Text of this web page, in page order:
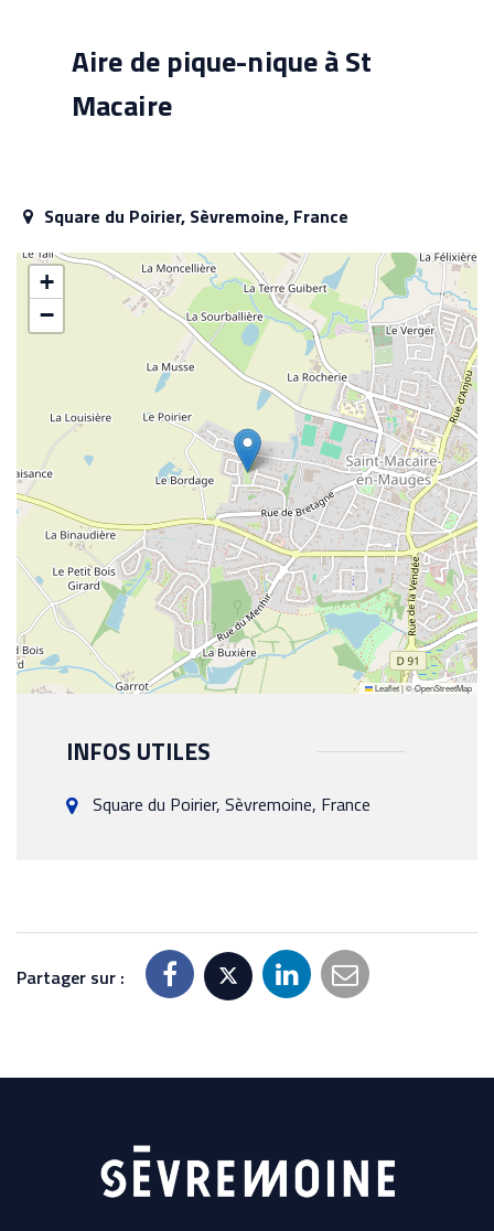
Aire de pique-nique à St
Macaire
Square du Poirier, Sèvremoine, France
+
−
Leaflet|©OpenStreetMap
INFOS UTILES
Square du Poirier, Sèvremoine, France
Partager sur :